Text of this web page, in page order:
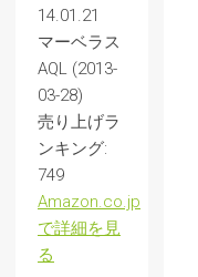
14.01.21
マーベラス
AQL (2013-
03-28)
売り上げラ
ンキング:
749
Amazon.co.jp
で詳細を見
る